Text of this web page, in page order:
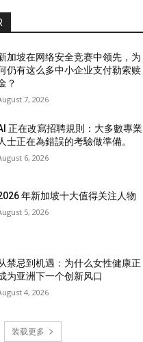
加坡在网络安全竞赛中领先，为
仍有这么多中小企业支付勒索赎
？
7, 2026
正在改寫招聘規則：大多數專業
士正在為錯誤的考驗做準備。
6, 2026
年新加坡十大值得关注人物
5, 2026
禁忌到机遇：为什么女性健康正
为亚洲下一个创新风口
4, 2026
装载更多